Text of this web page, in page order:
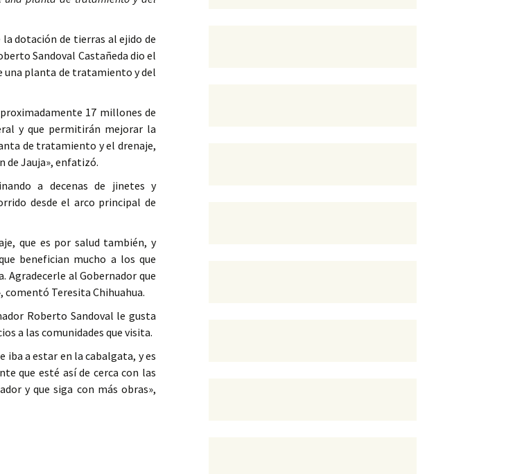
dotación de tierras al ejido de
Sandoval Castañeda dio el
una planta de tratamiento y del
17 millones de
y que permitirán mejorar la
de tratamiento y el drenaje,
de Jauja», enfatizó.
a decenas de jinetes y
desde el arco principal de
que es por salud también, y
benefician mucho a los que
Agradecerle al Gobernador que
comentó Teresita Chihuahua.
Roberto Sandoval le gusta
a las comunidades que visita.
iba a estar en la cabalgata, y es
que esté así de cerca con las
y que siga con más obras»,